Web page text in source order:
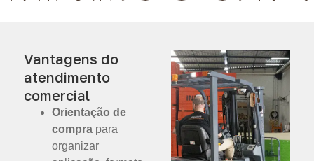
Vantagens do
atendimento
comercial
Orientação de
compra para
organizar